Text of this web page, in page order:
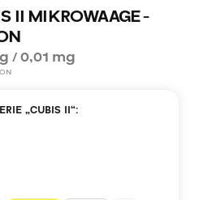
II MIKROWAAGE -
/ 0,01 mg
„CUBIS II“: